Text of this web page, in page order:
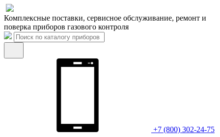
Комплексные поставки, сервисное обслуживание, ремонт и
поверка приборов газового контроля
+7 (800) 302-24-75